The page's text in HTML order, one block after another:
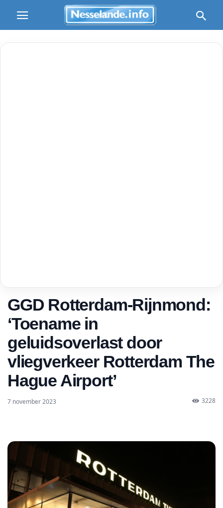
GGD Rotterdam-Rijnmond:
‘Toename in
geluidsoverlast door
vliegverkeer Rotterdam The
Hague Airport’
7 november 2023 3228